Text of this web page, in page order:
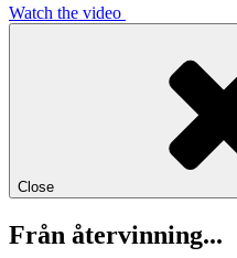
Watch the video
Close
Från återvinning...